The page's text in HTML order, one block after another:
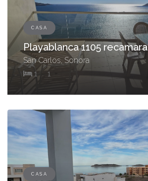
CASA
Playablanca 1105
San Carlos, Sonora
1
1
CASA